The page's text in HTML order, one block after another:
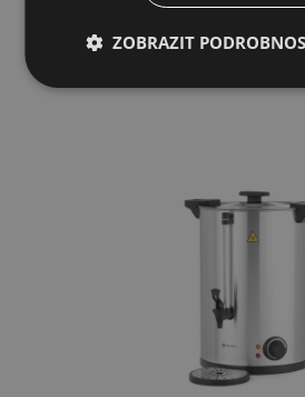
PŘIDAT DO KOŠÍKU
ZOBRAZIT